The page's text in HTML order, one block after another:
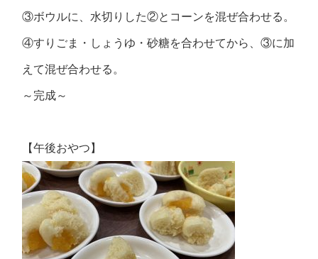
③ボウルに、水切りした②とコーンを混ぜ合わせる。
④すりごま・しょうゆ・砂糖を合わせてから、③に加
えて混ぜ合わせる。
～完成～
【午後おやつ】